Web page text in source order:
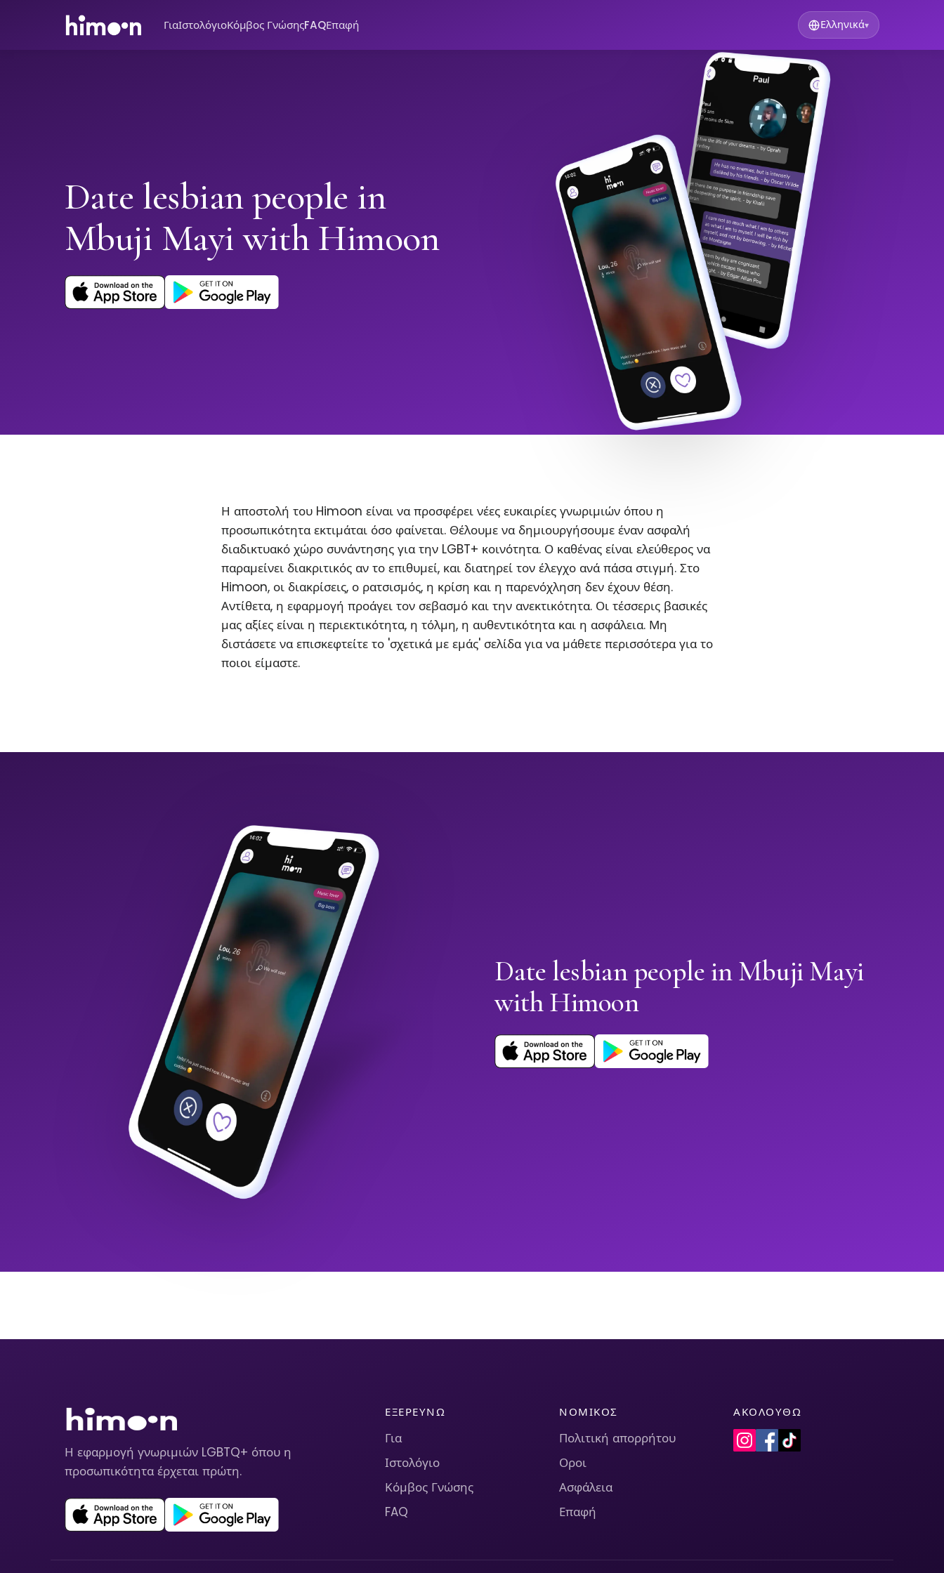
ΓιαΙστολόγιοΚόμβος ΓνώσηςFAQΕπαφή Ελληνικά▾
Date lesbian people in
Mbuji Mayi with Himoon
Η αποστολή του Himoon είναι να προσφέρει νέες ευκαιρίες γνωριμιών όπου η
προσωπικότητα εκτιμάται όσο φαίνεται. Θέλουμε να δημιουργήσουμε έναν ασφαλή
διαδικτυακό χώρο συνάντησης για την LGBT+ κοινότητα. Ο καθένας είναι ελεύθερος να
παραμείνει διακριτικός αν το επιθυμεί, και διατηρεί τον έλεγχο ανά πάσα στιγμή. Στο
Himoon, οι διακρίσεις, ο ρατσισμός, η κρίση και η παρενόχληση δεν έχουν θέση.
Αντίθετα, η εφαρμογή προάγει τον σεβασμό και την ανεκτικότητα. Οι τέσσερις βασικές
μας αξίες είναι η περιεκτικότητα, η τόλμη, η αυθεντικότητα και η ασφάλεια. Μη
διστάσετε να επισκεφτείτε το 'σχετικά με εμάς' σελίδα για να μάθετε περισσότερα για το
ποιοι είμαστε.
Date lesbian people in Mbuji Mayi
with Himoon
Η εφαρμογή γνωριμιών LGBTQ+ όπου η
προσωπικότητα έρχεται πρώτη.
ΕΞΕΡΕΥΝΏ
Για
Ιστολόγιο
Κόμβος Γνώσης
FAQ
ΝΟΜΙΚΌΣ
Πολιτική απορρήτου
Οροι
Ασφάλεια
Επαφή
ΑΚΟΛΟΥΘΏ